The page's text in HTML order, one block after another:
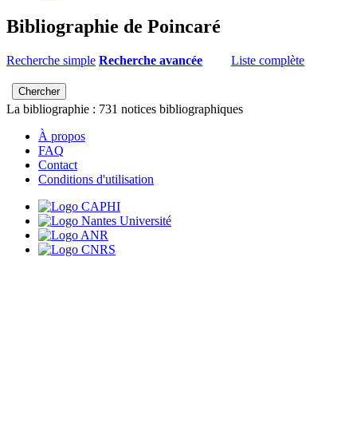
Bibliographie de Poincaré
Recherche simple Recherche avancée Liste complète
La bibliographie : 731 notices bibliographiques
À propos
FAQ
Contact
Conditions d'utilisation